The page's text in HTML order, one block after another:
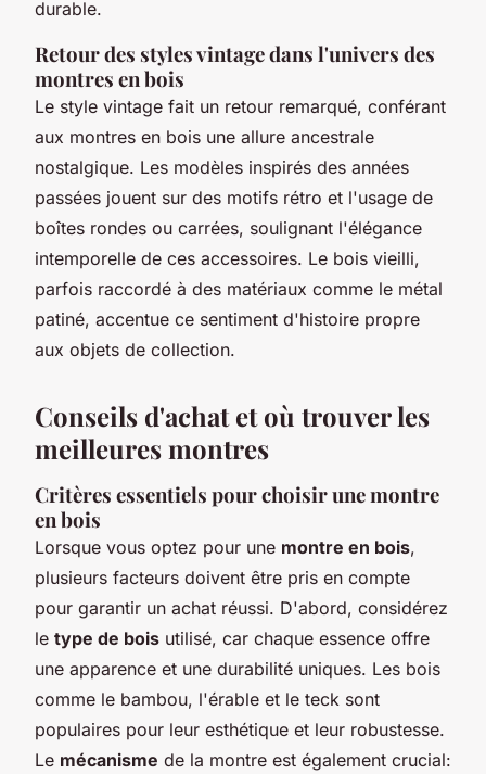
durable.
Retour des styles vintage dans l'univers des
montres en bois
Le style vintage fait un retour remarqué, conférant
aux montres en bois une allure ancestrale
nostalgique. Les modèles inspirés des années
passées jouent sur des motifs rétro et l'usage de
boîtes rondes ou carrées, soulignant l'élégance
intemporelle de ces accessoires. Le bois vieilli,
parfois raccordé à des matériaux comme le métal
patiné, accentue ce sentiment d'histoire propre
aux objets de collection.
Conseils d'achat et où trouver les
meilleures montres
Critères essentiels pour choisir une montre
en bois
Lorsque vous optez pour une montre en bois,
plusieurs facteurs doivent être pris en compte
pour garantir un achat réussi. D'abord, considérez
le type de bois utilisé, car chaque essence offre
une apparence et une durabilité uniques. Les bois
comme le bambou, l'érable et le teck sont
populaires pour leur esthétique et leur robustesse.
Le mécanisme de la montre est également crucial: